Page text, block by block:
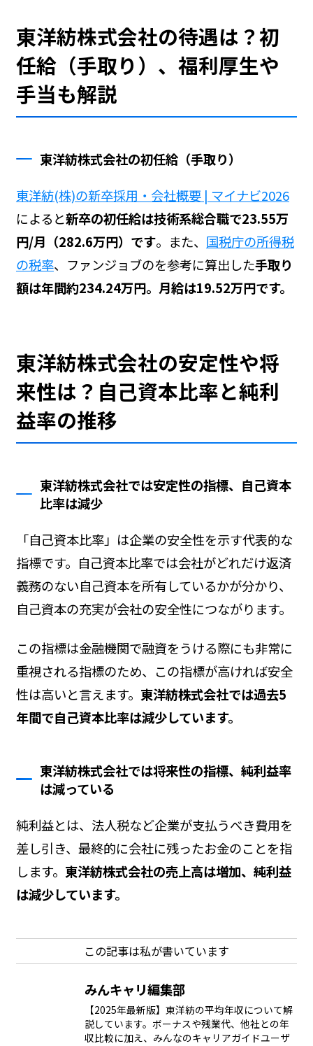
東洋紡株式会社の待遇は？初
任給（手取り）、福利厚生や
手当も解説
東洋紡株式会社の初任給（手取り）
東洋紡(株)の新卒採用・会社概要 | マイナビ2026
によると新卒の初任給は技術系総合職で23.55万
円/月（282.6万円）です。また、 国税庁の所得税
の税率、ファンジョブのを参考に算出した手取り
額は年間約234.24万円。月給は19.52万円です。
東洋紡株式会社の安定性や将
来性は？自己資本比率と純利
益率の推移
東洋紡株式会社では安定性の指標、自己資本
比率は減少
「自己資本比率」は企業の安全性を示す代表的な
指標です。自己資本比率では会社がどれだけ返済
義務のない自己資本を所有しているかが分かり、
自己資本の充実が会社の安全性につながります。
この指標は金融機関で融資をうける際にも非常に
重視される指標のため、この指標が高ければ安全
性は高いと言えます。 東洋紡株式会社では過去5
年間で自己資本比率は減少しています。
東洋紡株式会社では将来性の指標、純利益率
は減っている
純利益とは、法人税など企業が支払うべき費用を
差し引き、最終的に会社に残ったお金のことを指
します。 東洋紡株式会社の売上高は増加、純利益
は減少しています。
この記事は私が書いています
みんキャリ編集部
【2025年最新版】東洋紡の平均年収について解
説しています。ボーナスや残業代、他社との年
収比較に加え、みんなのキャリアガイドユーザ